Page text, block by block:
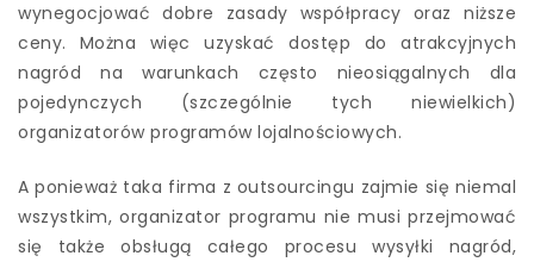
wynegocjować dobre zasady współpracy oraz niższe
ceny. Można więc uzyskać dostęp do atrakcyjnych
nagród na warunkach często nieosiągalnych dla
pojedynczych (szczególnie tych niewielkich)
organizatorów programów lojalnościowych.
A ponieważ taka firma z outsourcingu zajmie się niemal
wszystkim, organizator programu nie musi przejmować
się także obsługą całego procesu wysyłki nagród,